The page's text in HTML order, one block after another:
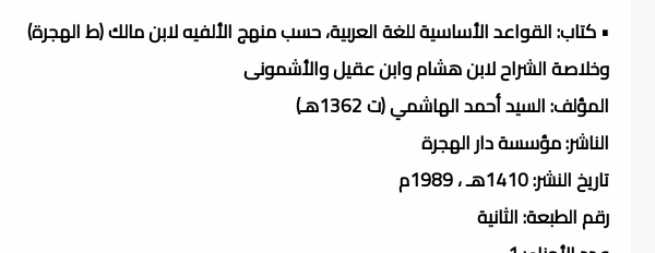
• كتاب: القواعد الأساسية للغة العربية، حسب منهج الألفيه لابن مالك (ط الهجرة)
وخلاصة الشراح لابن هشام وابن عقيل والأشمونى
المؤلف: السيد أحمد الهاشمي (ت 1362هـ)
الناشر: مؤسسة دار الهجرة
تاريخ النشر: 1410هـ ، 1989م
رقم الطبعة: الثانية